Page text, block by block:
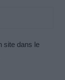
site dans le